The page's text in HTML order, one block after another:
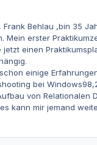
Frank Behlau ,bin 35
Mein erster
jetzt einen
einige
bei
von Relationalen
kann mir jemand